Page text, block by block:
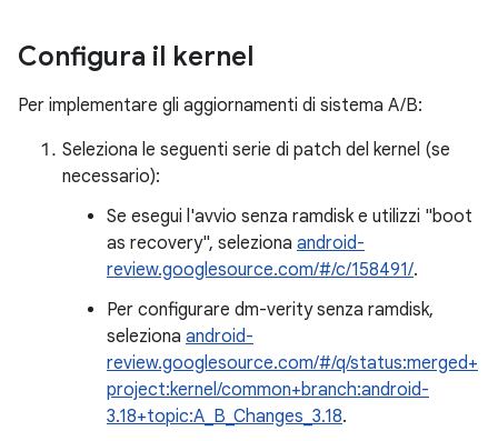
Configura il kernel
Per implementare gli aggiornamenti di sistema A/B:
Seleziona le seguenti serie di patch del kernel (se
necessario):
Se esegui l'avvio senza ramdisk e utilizzi "boot
as recovery", seleziona android-
review.googlesource.com/#/c/158491/.
Per configurare dm-verity senza ramdisk,
seleziona android-
review.googlesource.com/#/q/status:merged+
project:kernel/common+branch:android-
3.18+topic:A_B_Changes_3.18.